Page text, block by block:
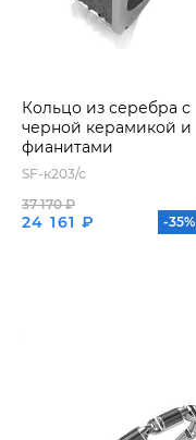
Кольцо из серебра с
черной керамикой и
фианитами
SF-к203/с
24 161 ₽
37 170 ₽
-35%